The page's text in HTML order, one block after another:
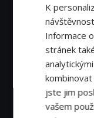
K
Informace
stránek
jste jim
vašem